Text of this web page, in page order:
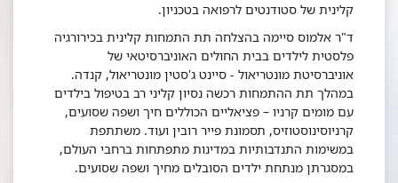
קלינית של סטודנטים לרפואה בטכניון.
ד"ר אלמוס סיימה בהצלחה תת התמחות קלינית בכירורגיה
פלסטית לילדים בבית החולים האוניברסיטאי של
אוניברסיטת מונטריאול - סיינט ג'סטין מונטריאול, קנדה.
במהלך תת ההתמחות רכשה נסיון קליני רב בטיפול בילדים
עם מומים קרניו – פציאליים הכוללים חיך ושפה שסועים,
קרניוסינוסטוזיס, תסמונת פייר רובין ועוד. משתתפת
במשימות התנדבותיות במדינות מתפתחות ברחבי העולם,
במסגרתן מנתחת ילדים הסובלים מחיך ושפה שסועים.